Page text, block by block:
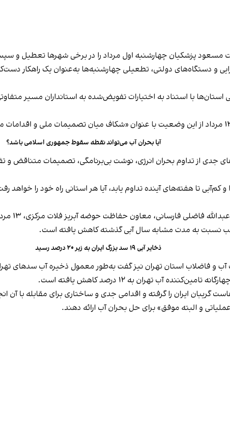
پزشکیان چهارشنبه اول مرداد را در برخی شهرها تعطیل و سپس
و دستگاه‌های دولتی، تطعیلی چهارشنبه‌ها به‌عنوان یک راهکار
با استناد به اختیارات تفویض‌شده به استانداران مسیر
آیا بحران آب می‌تواند نقطه سقوط جمهوری اسلامی باشد؟
جدی از تداوم بحران انرژی، نوشت بی‌برنامگی، تصمیمات متناقض و
و کم‌آبی تا هفته‌های آینده تداوم یابد، آیا هر استانی راه خود را
ذخایر آبی ۱۹ سد بزرگ ایران به زیر ۲۰ درصد رسید
استان تهران نیز گفت به‌طور معمول ذخیره آب سدهای تهران در زمان
آب تهران به ۱۲ درصد کاهش یافته است.
گریبان ایران را گرفته و اقدامی جدی و ساختاری برای مقابله با
و البته موفق» برای حل بحران آب ارائه دهند.